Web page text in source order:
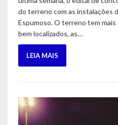
Diário Oficial
do terreno com as instalações
Espumoso. O terreno tem
bem localizados, as…
LEIA MAIS